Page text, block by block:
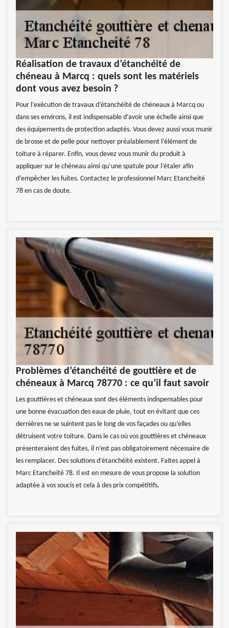
Réalisation de travaux d’étanchéité de
chéneau à Marcq : quels sont les matériels
dont vous avez besoin ?
Pour l’exécution de travaux d’étanchéité de chéneaux à Marcq ou
dans ses environs, il est indispensable d’avoir une échelle ainsi que
des équipements de protection adaptés. Vous devez aussi vous munir
de brosse et de pelle pour nettoyer préalablement l’élément de
toiture à réparer. Enfin, vous devez vous munir du produit à
appliquer sur le chéneau ainsi qu’une spatule pour l’étaler afin
d’empêcher les fuites. Contactez le professionnel Marc Etancheité
78 en cas de doute.
Problèmes d’étanchéité de gouttière et de
chéneaux à Marcq 78770 : ce qu’il faut savoir
Les gouttières et chéneaux sont des éléments indispensables pour
une bonne évacuation des eaux de pluie, tout en évitant que ces
dernières ne se suintent pas le long de vos façades ou qu’elles
détruisent votre toiture. Dans le cas où vos gouttières et chéneaux
présenteraient des fuites, il n’est pas obligatoirement nécessaire de
les remplacer. Des solutions d’étanchéité existent. Faites appel à
Marc Etancheité 78. Il est en mesure de vous propose la solution
adaptée à vos soucis et cela à des prix compétitifs.